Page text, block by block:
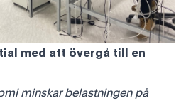
med att övergå till en
minskar belastningen på